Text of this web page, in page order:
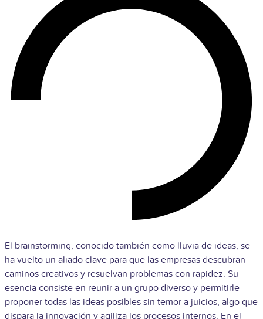
El brainstorming, conocido también como lluvia de ideas, se
ha vuelto un aliado clave para que las empresas descubran
caminos creativos y resuelvan problemas con rapidez. Su
esencia consiste en reunir a un grupo diverso y permitirle
proponer todas las ideas posibles sin temor a juicios, algo que
dispara la innovación y agiliza los procesos internos. En el